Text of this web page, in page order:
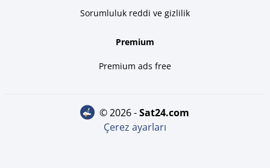
Sorumluluk reddi ve gizlilik
Premium
Premium ads free
© 2026 - sat24.com
Çerez ayarları